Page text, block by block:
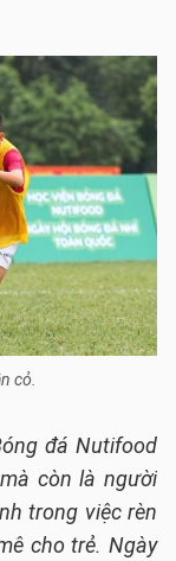
cỏ.
đá Nutifood
còn là người
trong việc rèn
cho trẻ. Ngày